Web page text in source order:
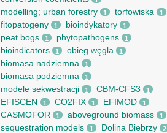
modelling; urban forestry 1 torfowiska 1
fitopatogeny 1 bioindykatory 1
peat bogs 1 phytopathogens 1
bioindicators 1 obieg węgla 1
biomasa nadziemna 1
biomasa podziemna 1
modele sekwestracji 1 CBM-CFS3 1
EFISCEN 1 CO2FIX 1 EFIMOD 1
CASMOFOR 1 aboveground biomass 1
sequestration models 1 Dolina Biebrzy 2